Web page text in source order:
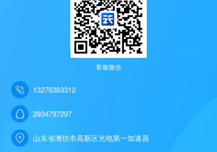
客服微信
13276363312
2934797297
山东省潍坊市高新区光电第一加速器